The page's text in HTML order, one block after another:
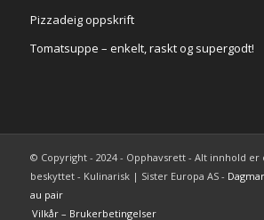
Pizzadeig oppskrift
Tomatsuppe – enkelt, raskt og supergodt!
© Copyright - 2024 - Opphavsrett - Alt innhold er
beskyttet - Kulinarisk | Sister Europa AS -
au pair
Vilkår – Brukerbetingelser